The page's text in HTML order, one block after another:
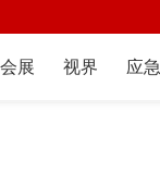
会展 视界 应急